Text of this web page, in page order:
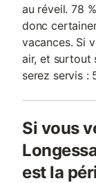
au réveil. 78
donc
vacances. Si
air, et surtout
serez servis :
Si vous
est la